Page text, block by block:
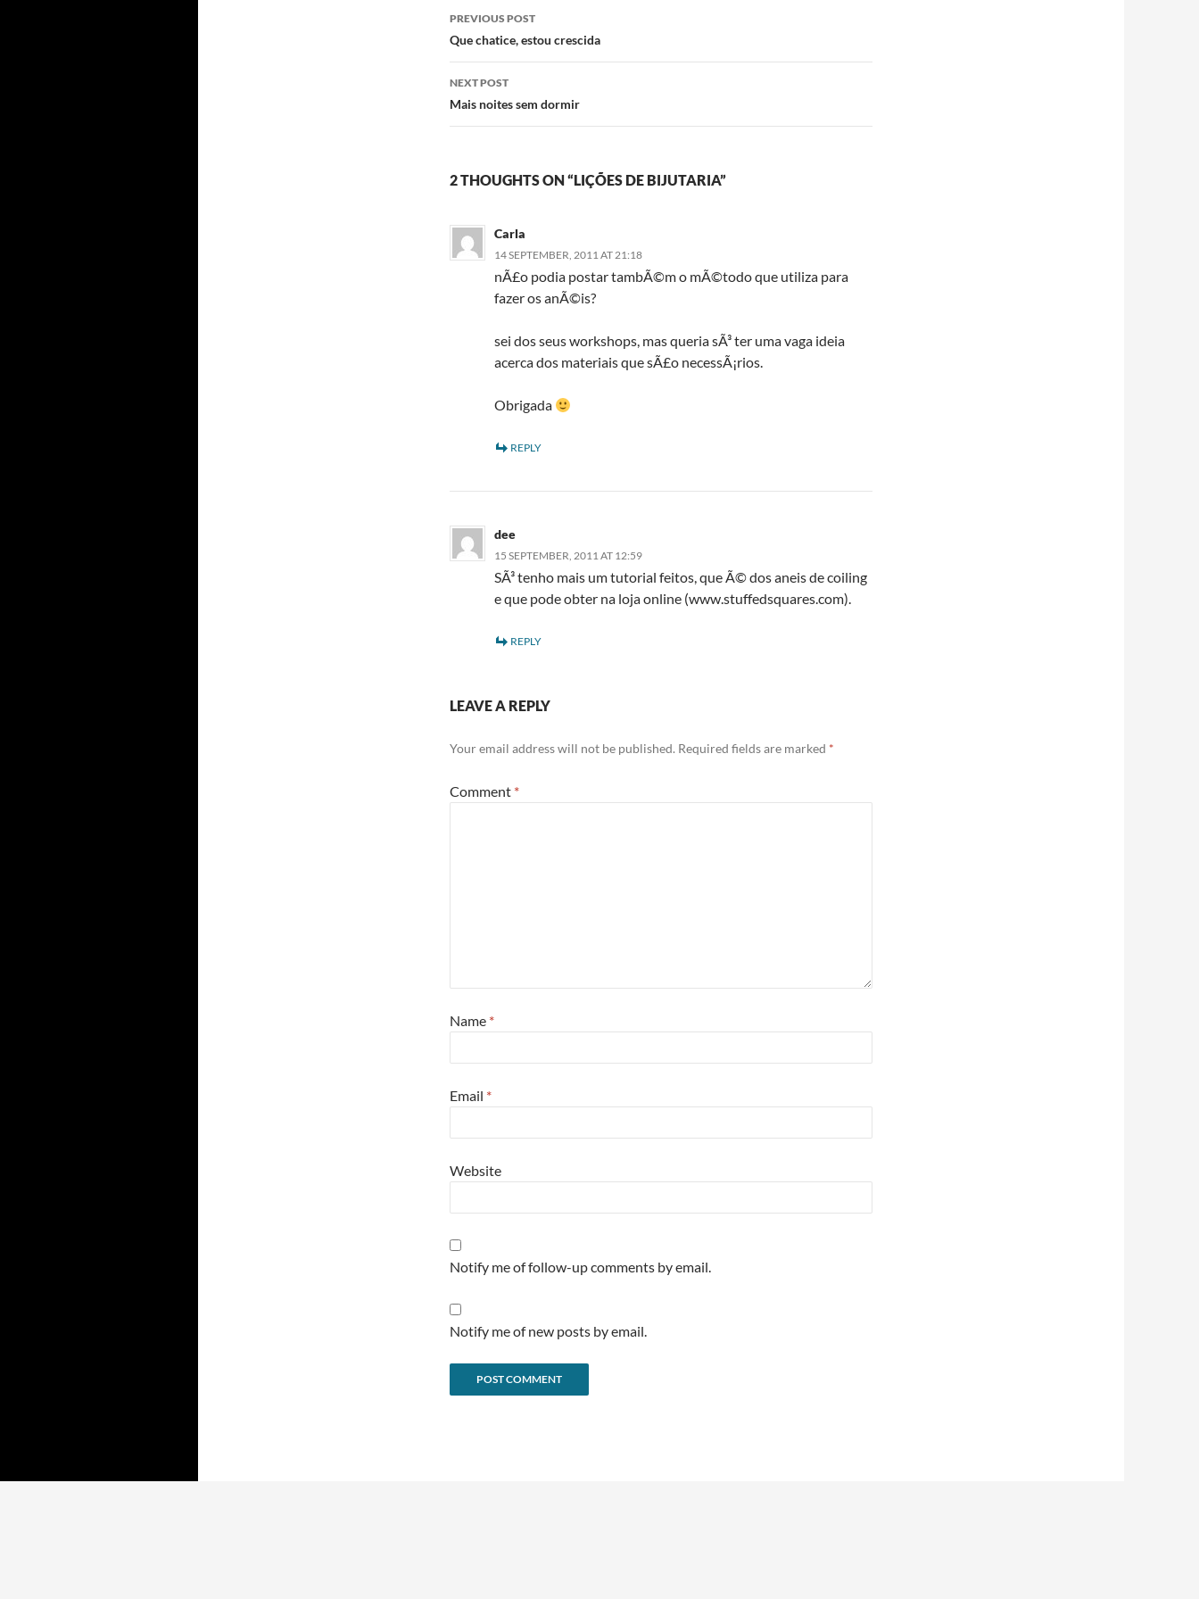
Post
navigation
PREVIOUS POST
Que chatice, estou crescida
NEXT POST
Mais noites sem dormir
2 THOUGHTS ON “LIÇÕES DE BIJUTARIA”
Carla
14 SEPTEMBER, 2011 AT 21:18
nÃ£o podia postar tambÃ©m o mÃ©todo que utiliza para
fazer os anÃ©is?
sei dos seus workshops, mas queria sÃ³ ter uma vaga ideia
acerca dos materiais que sÃ£o necessÃ¡rios.
Obrigada
REPLY
dee
15 SEPTEMBER, 2011 AT 12:59
SÃ³ tenho mais um tutorial feitos, que Ã© dos aneis de coiling
e que pode obter na loja online (www.stuffedsquares.com).
REPLY
LEAVE A REPLY
Your email address will not be published. Required fields are marked *
Comment *
Name *
Email *
Website
Notify me of follow-up comments by email.
Notify me of new posts by email.